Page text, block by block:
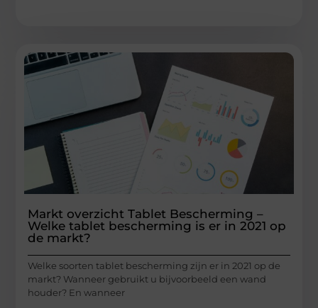
Markt overzicht Tablet Bescherming –
Welke tablet bescherming is er in 2021 op
de markt?
Welke soorten tablet bescherming zijn er in 2021 op de
markt? Wanneer gebruikt u bijvoorbeeld een wand
houder? En wanneer